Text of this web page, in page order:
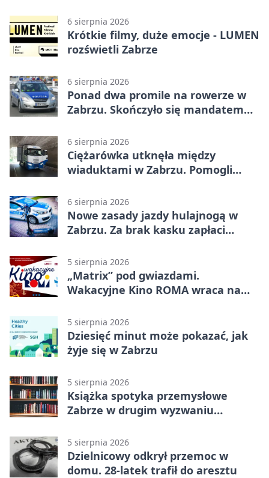
6 sierpnia 2026
Krótkie filmy, duże emocje - LUMEN
rozświetli Zabrze
6 sierpnia 2026
Ponad dwa promile na rowerze w
Zabrzu. Skończyło się mandatem
6 sierpnia 2026
Ciężarówka utknęła między
wiaduktami w Zabrzu. Pomogli
6 sierpnia 2026
Nowe zasady jazdy hulajnogą w
Zabrzu. Za brak kasku zapłaci
5 sierpnia 2026
„Matrix” pod gwiazdami.
Wakacyjne Kino ROMA wraca na
5 sierpnia 2026
Dziesięć minut może pokazać, jak
żyje się w Zabrzu
5 sierpnia 2026
Książka spotyka przemysłowe
Zabrze w drugim wyzwaniu
5 sierpnia 2026
Dzielnicowy odkrył przemoc w
domu. 28-latek trafił do aresztu